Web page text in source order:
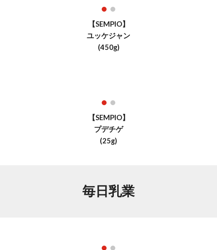
【SEMPIO】
ユッケジャン
(450g)
【SEMPIO】
プデチゲ
(25g)
毎日乳業